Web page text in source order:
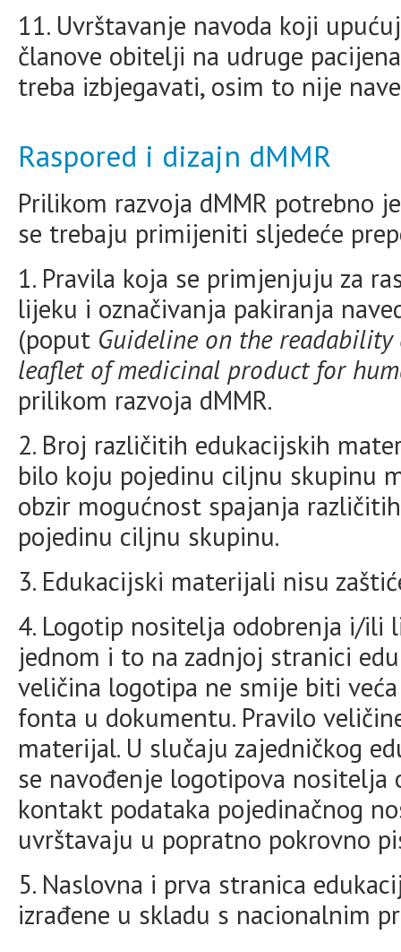
11. Uvrštavanje navoda koji
članove obitelji na udruge
treba izbjegavati, osim to nije
Raspored i dizajn dMMR
Prilikom razvoja dMMR potrebno
se trebaju primijeniti sljedeće
1. Pravila koja se primjenjuju za
lijeku i označivanja pakiranja
(poput Guideline on the
leaflet of medicinal product for
prilikom razvoja dMMR.
2. Broj različitih edukacijskih
bilo koju pojedinu ciljnu skupinu
obzir mogućnost spajanja
pojedinu ciljnu skupinu.
3. Edukacijski materijali nisu
4. Logotip nositelja odobrenja i/ili
jednom i to na zadnjoj stranici
veličina logotipa ne smije biti
fonta u dokumentu. Pravilo
materijal. U slučaju zajedničkog
se navođenje logotipova
kontakt podataka pojedinačnog
uvrštavaju u popratno pokrovno
5. Naslovna i prva stranica
izrađene u skladu s nacionalnim